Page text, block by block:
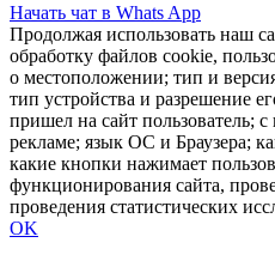
Начать чат в Whats App
Продолжая использовать наш
обработку файлов cookie,
о местоположении; тип и
тип устройства и разрешение
пришел на сайт пользователь;
рекламе; язык ОС и Браузера;
какие кнопки нажимает
функционирования сайта,
проведения статистических
OK